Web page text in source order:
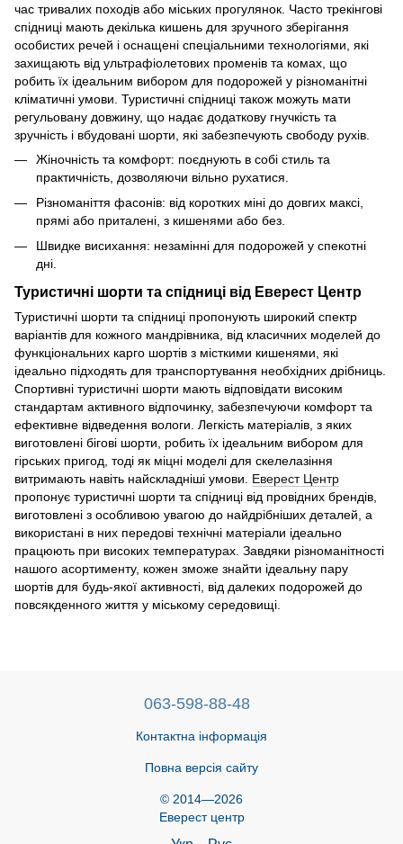
час тривалих походів або міських прогулянок. Часто трекінгові
спідниці мають декілька кишень для зручного зберігання
особистих речей і оснащені спеціальними технологіями, які
захищають від ультрафіолетових променів та комах, що
робить їх ідеальним вибором для подорожей у різноманітні
кліматичні умови. Туристичні спідниці також можуть мати
регульовану довжину, що надає додаткову гнучкість та
зручність і вбудовані шорти, які забезпечують свободу рухів.
Жіночність та комфорт: поєднують в собі стиль та
практичність, дозволяючи вільно рухатися.
Різноманіття фасонів: від коротких міні до довгих максі,
прямі або приталені, з кишенями або без.
Швидке висихання: незамінні для подорожей у спекотні
дні.
Туристичні шорти та спідниці від Еверест Центр
Туристичні шорти та спідниці пропонують широкий спектр
варіантів для кожного мандрівника, від класичних моделей до
функціональних карго шортів з місткими кишенями, які
ідеально підходять для транспортування необхідних дрібниць.
Спортивні туристичні шорти мають відповідати високим
стандартам активного відпочинку, забезпечуючи комфорт та
ефективне відведення вологи. Легкість матеріалів, з яких
виготовлені бігові шорти, робить їх ідеальним вибором для
гірських пригод, тоді як міцні моделі для скелелазіння
витримають навіть найскладніші умови. Еверест Центр
пропонує туристичні шорти та спідниці від провідних брендів,
виготовлені з особливою увагою до найдрібніших деталей, а
використані в них передові технічні матеріали ідеально
працюють при високих температурах. Завдяки різноманітності
нашого асортименту, кожен зможе знайти ідеальну пару
шортів для будь-якої активності, від далеких подорожей до
повсякденного життя у міському середовищі.
063-598-88-48
Контактна інформація
Повна версія сайту
© 2014—2026
Еверест центр